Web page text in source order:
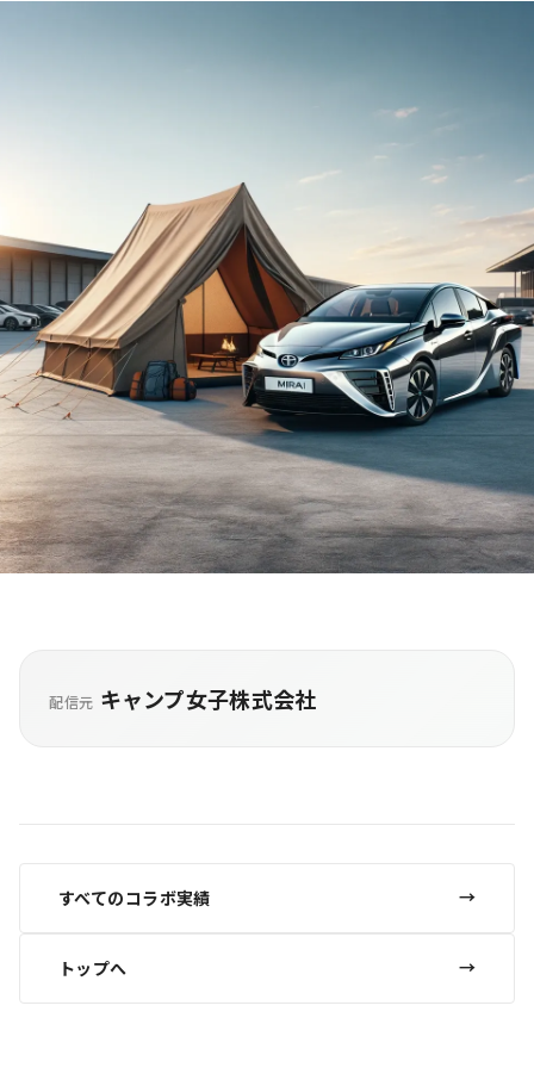
配信元 キャンプ女子株式会社
すべてのコラボ実績
トップへ